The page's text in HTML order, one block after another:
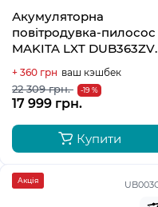
Акумуляторна
повітродувка-пилосос
MAKITA LXT DUB363ZV
+ 360 грн ваш кэшбек
22 309 грн. -19 %
17 999 грн.
Купити
Акція